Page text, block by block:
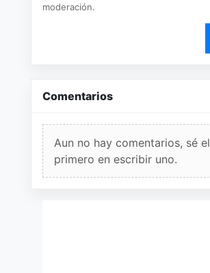
moderación.
Comentarios
Aun no hay comentarios, sé el
primero en escribir uno.